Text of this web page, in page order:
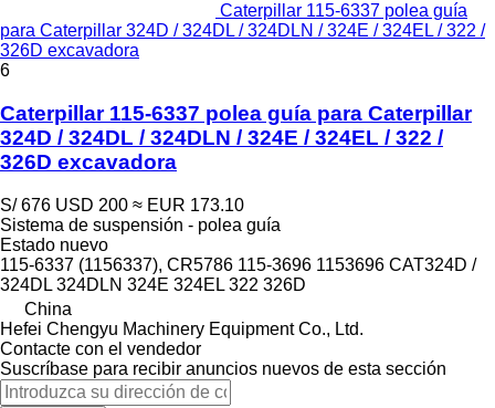
Caterpillar 115-6337 polea guía
para Caterpillar 324D / 324DL / 324DLN / 324E / 324EL / 322 /
326D excavadora
6
Caterpillar 115-6337 polea guía para Caterpillar
324D / 324DL / 324DLN / 324E / 324EL / 322 /
326D excavadora
S/ 676 USD 200 ≈ EUR 173.10
Sistema de suspensión - polea guía
Estado nuevo
115-6337 (1156337), CR5786 115-3696 1153696 CAT324D /
324DL 324DLN 324E 324EL 322 326D
China
Hefei Chengyu Machinery Equipment Co., Ltd.
Contacte con el vendedor
Suscríbase para recibir anuncios nuevos de esta sección